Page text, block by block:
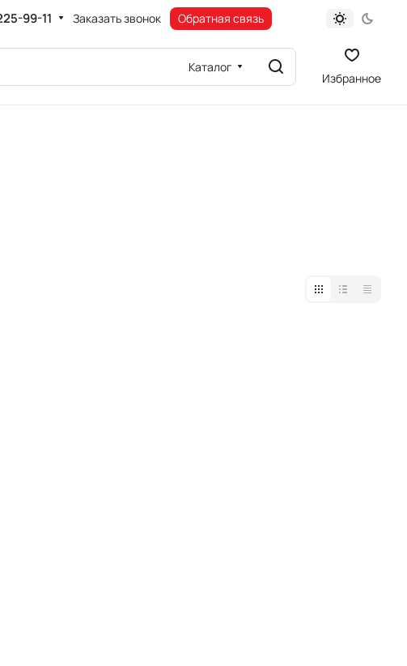
99-11 Заказать звонок Обратная связь
Каталог
Избранное